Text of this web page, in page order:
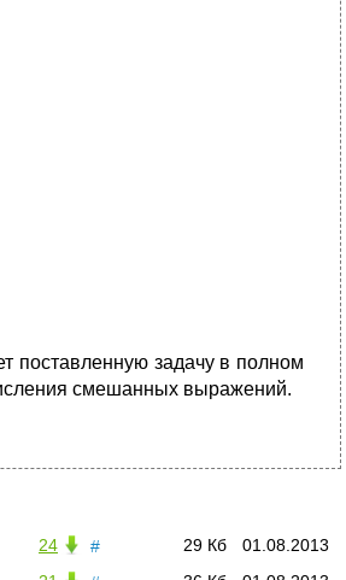
поставленную задачу в полном
смешанных выражений.
# 01.08.2013
29 Кб
24